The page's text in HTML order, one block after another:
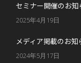
セミナー開催のお知
2025年4月19日
メディア掲載のお知
2024年5月17日